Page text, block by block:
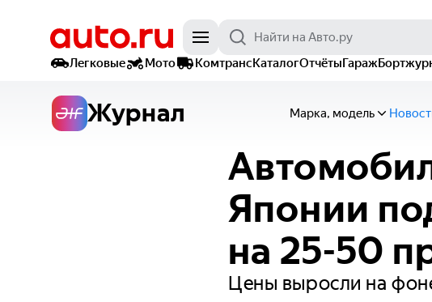
Легковые
Мото КомтрансКаталогОтчётыГараж
Журнал Марка, модель
Японии
на 25-50
Цены выросли на